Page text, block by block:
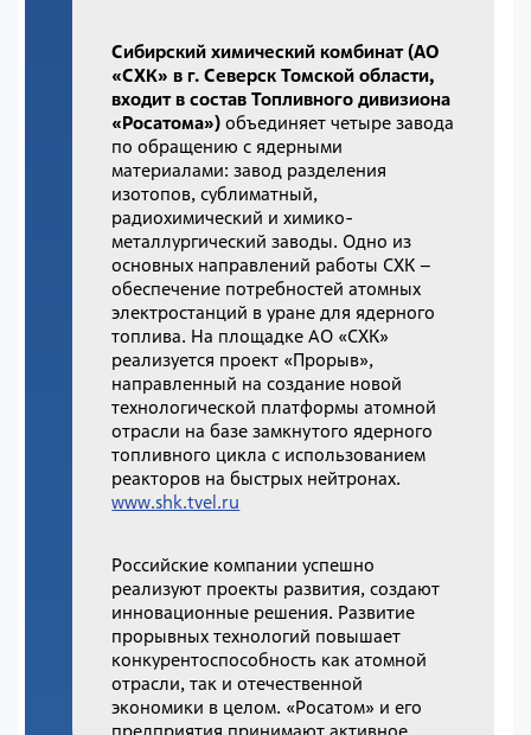
Сибирский химический комбинат (АО
«СХК» в г. Северск Томской области,
входит в состав Топливного дивизиона
«Росатома») объединяет четыре завода
по обращению с ядерными
материалами: завод разделения
изотопов, сублиматный,
радиохимический и химико-
металлургический заводы. Одно из
основных направлений работы СХК –
обеспечение потребностей атомных
электростанций в уране для ядерного
топлива. На площадке АО «СХК»
реализуется проект «Прорыв»,
направленный на создание новой
технологической платформы атомной
отрасли на базе замкнутого ядерного
топливного цикла с использованием
реакторов на быстрых нейтронах.
www.shk.tvel.ru
Российские компании успешно
реализуют проекты развития, создают
инновационные решения. Развитие
прорывных технологий повышает
конкурентоспособность как атомной
отрасли, так и отечественной
экономики в целом. «Росатом» и его